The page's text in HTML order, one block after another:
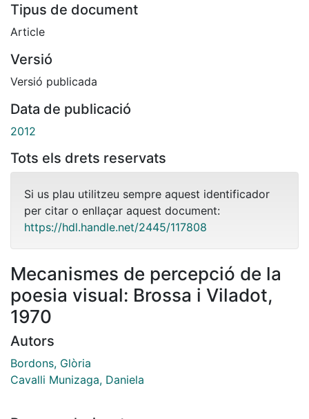
Tipus de document
Article
Versió
Versió publicada
Data de publicació
2012
Tots els drets reservats
Si us plau utilitzeu sempre aquest identificador
per citar o enllaçar aquest document:
https://hdl.handle.net/2445/117808
Mecanismes de percepció de la
poesia visual: Brossa i Viladot,
1970
Autors
Bordons, Glòria
Cavalli Munizaga, Daniela